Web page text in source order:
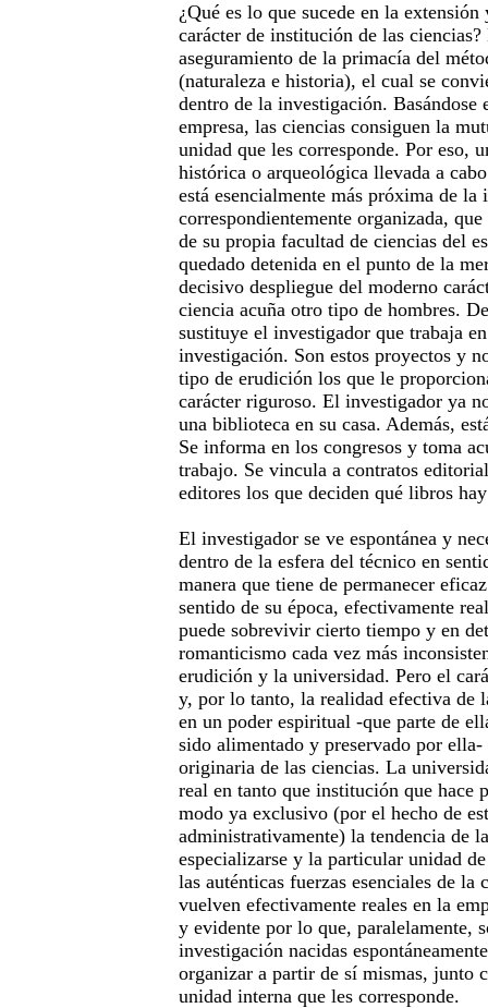
¿Qué es lo que sucede en la
carácter de institución de las ciencias?
aseguramiento de la primacía del
(naturaleza e historia), el cual se
dentro de la investigación. Basándose
empresa, las ciencias consiguen la
unidad que les corresponde. Por eso,
histórica o arqueológica llevada a
está esencialmente más próxima de
correspondientemente organizada,
de su propia facultad de ciencias del
quedado detenida en el punto de la
decisivo despliegue del moderno
ciencia acuña otro tipo de hombres.
sustituye el investigador que trabaja
investigación. Son estos proyectos y
tipo de erudición los que le
carácter riguroso. El investigador ya
una biblioteca en su casa. Además,
Se informa en los congresos y toma
trabajo. Se vincula a contratos
editores los que deciden qué libros
El investigador se ve espontánea y
dentro de la esfera del técnico en
manera que tiene de permanecer
sentido de su época, efectivamente
puede sobrevivir cierto tiempo y en
romanticismo cada vez más
erudición y la universidad. Pero el
y, por lo tanto, la realidad efectiva de
en un poder espiritual -que parte de
sido alimentado y preservado por
originaria de las ciencias. La
real en tanto que institución que hace
modo ya exclusivo (por el hecho de
administrativamente) la tendencia de
especializarse y la particular unidad
las auténticas fuerzas esenciales de la
vuelven efectivamente reales en la
y evidente por lo que, paralelamente,
investigación nacidas
organizar a partir de sí mismas, junto
unidad interna que les corresponde.